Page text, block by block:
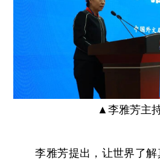
▲ 李雅芳主
李雅芳提出，让世界了